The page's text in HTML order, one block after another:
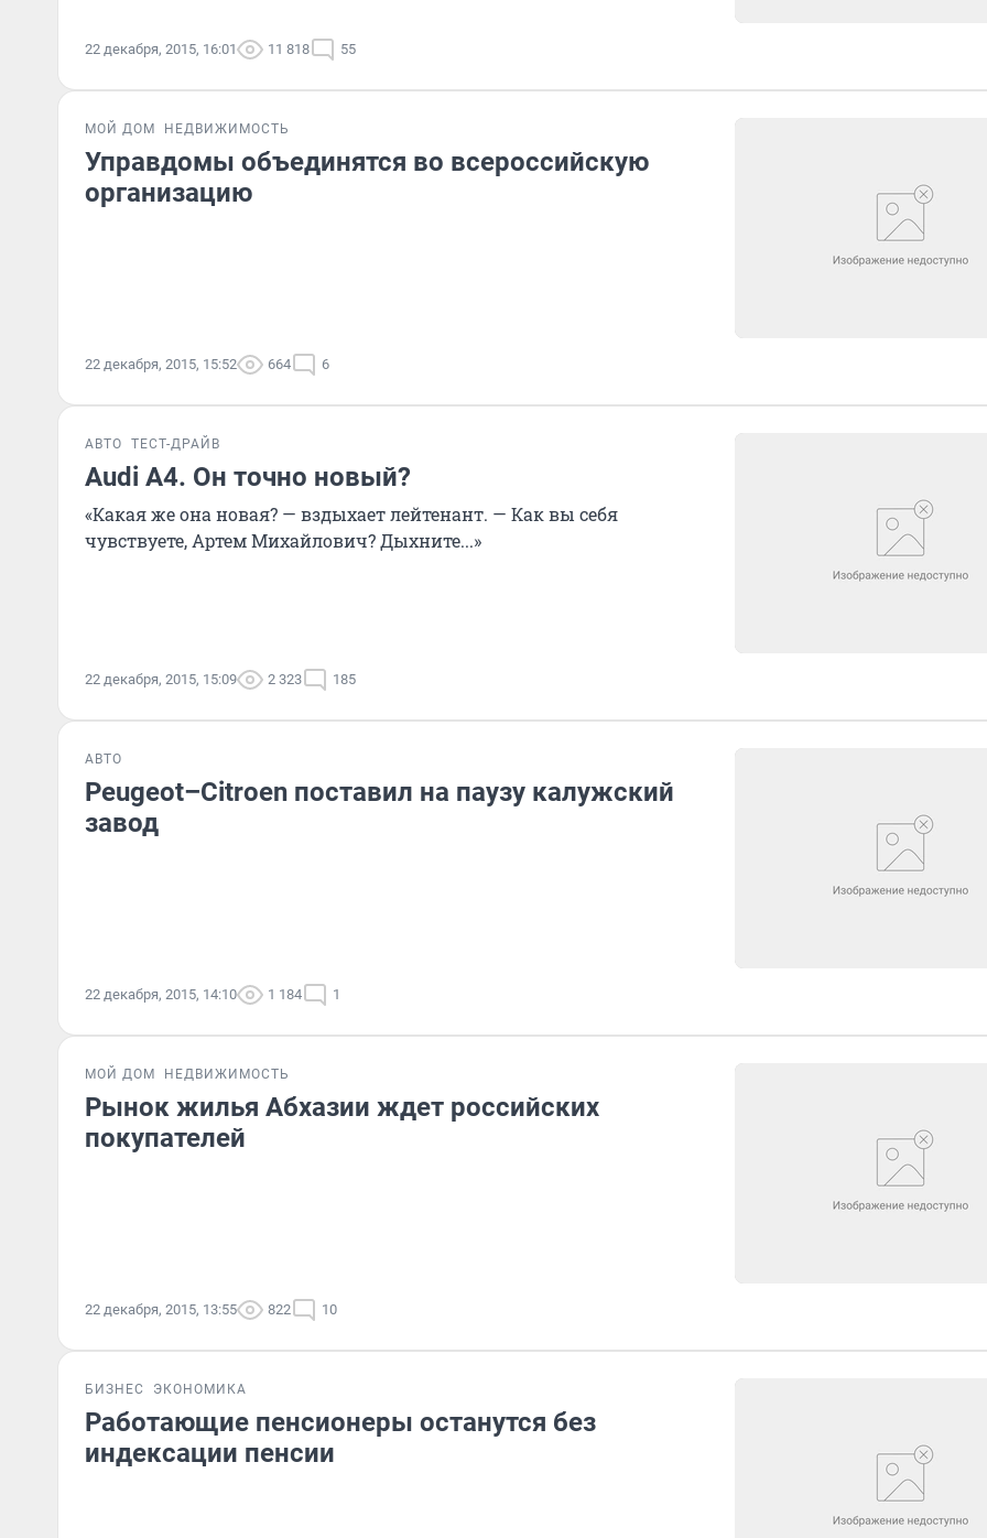
22 декабря, 2015, 16:01 11 818 55
МОЙ ДОМ НЕДВИЖИМОСТЬ
Управдомы объединятся во всероссийскую
организацию
22 декабря, 2015, 15:52 664 6
АВТО ТЕСТ-ДРАЙВ
Audi A4. Он точно новый?
«Какая же она новая? — вздыхает лейтенант. — Как вы себя
чувствуете, Артем Михайлович? Дыхните...»
22 декабря, 2015, 15:09 2 323 185
АВТО
Peugeot–Citroen поставил на паузу калужский
завод
22 декабря, 2015, 14:10 1 184 1
МОЙ ДОМ НЕДВИЖИМОСТЬ
Рынок жилья Абхазии ждет российских
покупателей
22 декабря, 2015, 13:55 822 10
БИЗНЕС ЭКОНОМИКА
Работающие пенсионеры останутся без
индексации пенсии